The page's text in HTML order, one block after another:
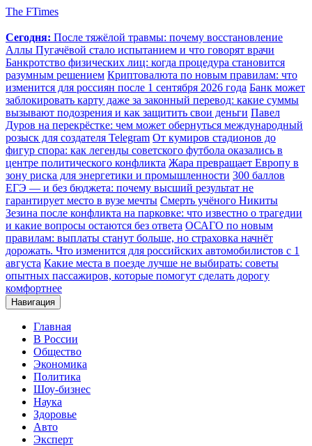
The FTimes
Сегодня: После тяжёлой травмы: почему восстановление
Аллы Пугачёвой стало испытанием и что говорят врачи
Банкротство физических лиц: когда процедура становится
разумным решением Криптовалюта по новым правилам: что
изменится для россиян после 1 сентября 2026 года Банк может
заблокировать карту даже за законный перевод: какие суммы
вызывают подозрения и как защитить свои деньги Павел
Дуров на перекрёстке: чем может обернуться международный
розыск для создателя Telegram От кумиров стадионов до
фигур спора: как легенды советского футбола оказались в
центре политического конфликта Жара превращает Европу в
зону риска для энергетики и промышленности 300 баллов
ЕГЭ — и без бюджета: почему высший результат не
гарантирует место в вузе мечты Смерть учёного Никиты
Зезина после конфликта на парковке: что известно о трагедии
и какие вопросы остаются без ответа ОСАГО по новым
правилам: выплаты станут больше, но страховка начнёт
дорожать. Что изменится для российских автомобилистов с 1
августа Какие места в поезде лучше не выбирать: советы
опытных пассажиров, которые помогут сделать дорогу
комфортнее
Навигация
Главная
В России
Общество
Экономика
Политика
Шоу-бизнес
Наука
Здоровье
Авто
Эксперт